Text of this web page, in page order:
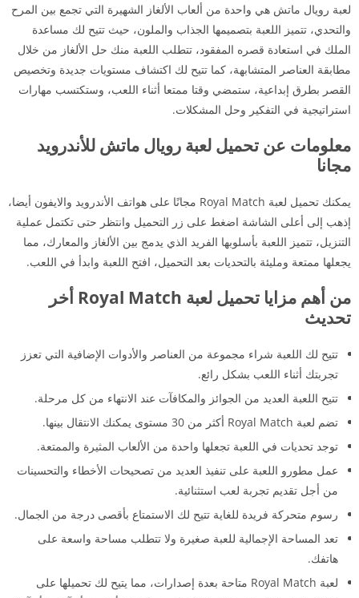
لعبة رويال ماتش هي واحدة من ألعاب الألغاز الشهيرة التي تجمع بين المرح
والتحدي، تتميز اللعبة بتصميمها الجذاب والملون، حيث تتيح لك مساعدة
الملك في استعادة قصره المفقود، تتطلب اللعبة منك حل الألغاز من خلال
مطابقة العناصر المتشابهة، كما تتيح لك اكتشاف مستويات جديدة وتخصيص
القصر بطرق إبداعية، ستمضي وقتا ممتعا أثناء اللعب، وستكتسب مهارات
استراتيجية في التفكير وحل المشكلات.
معلومات عن تحميل لعبة رويال ماتش للأندرويد
مجانا
يمكنك تحميل لعبة Royal Match مجانًا على هواتف الأندرويد والايفون أيضا،
إذهب إلى أعلى الشاشة اضغط على زر التحميل وانتظر حتى تكتمل عملية
التنزيل، تتميز اللعبة بأسلوبها الفريد الذي يدمج بين الألغاز والمعارك، مما
يجعلها ممتعة ومليئة بالتحديات بعد التحميل، افتح اللعبة وابدأ في اللعب.
من أهم مزايا تحميل لعبة Royal Match أخر
تحديث
تتيح لك اللعبة شراء مجموعة من العناصر والأدوات الإضافية التي تعزز
تجربتك أثناء اللعب بشكل رائع.
تتيح اللعبة العديد من الجوائز والمكافآت عند الانتهاء من كل مرحلة.
تضم لعبة Royal Match أكثر من 30 مستوى يمكنك الانتقال بينها.
توجد تحديات في اللعبة تجعلها واحدة من الألعاب المثيرة والممتعة.
عمل مطورو اللعبة على تنفيذ العديد من تصحيحات الأخطاء والتحسينات
من أجل تقديم تجربة لعب استثنائية.
رسوم متحركة فريدة للغاية تتيح لك الاستمتاع بأقصى درجة من الجمال.
تعد المساحة الإجمالية للعبة صغيرة ولا تتطلب مساحة واسعة على
هاتفك.
لعبة Royal Match متاحة بعدة إصدارات، مما يتيح لك تحميلها على